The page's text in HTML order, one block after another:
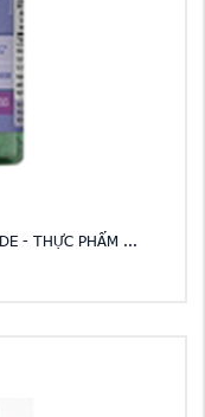
- THỰC PHẨM ...